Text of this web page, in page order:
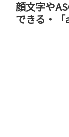
顔文字や
できる・「